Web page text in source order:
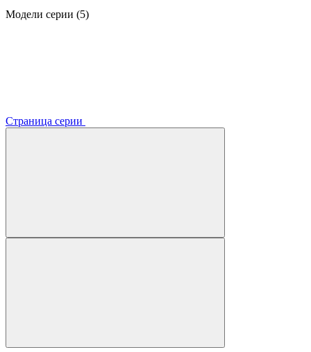
Модели серии (5)
Страница серии